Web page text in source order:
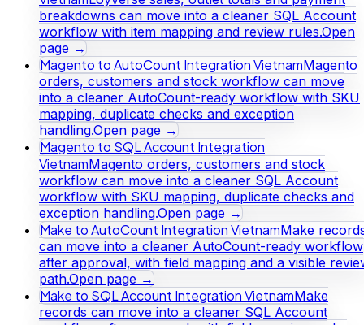
breakdowns can move into a cleaner SQL Account
workflow with item mapping and review rules.Open
page →
Magento to AutoCount Integration VietnamMagento
orders, customers and stock workflow can move
into a cleaner AutoCount-ready workflow with SKU
mapping, duplicate checks and exception
handling.Open page →
Magento to SQL Account Integration
VietnamMagento orders, customers and stock
workflow can move into a cleaner SQL Account
workflow with SKU mapping, duplicate checks and
exception handling.Open page →
Make to AutoCount Integration VietnamMake
can move into a cleaner AutoCount-ready workflow
after approval, with field mapping and a visible
path.Open page →
Make to SQL Account Integration VietnamMake
records can move into a cleaner SQL Account